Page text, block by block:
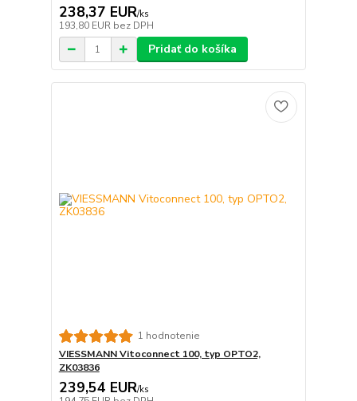
238,37 EUR/ks
193,80 EUR bez DPH
Pridať do košíka
1 hodnotenie
VIESSMANN Vitoconnect 100, typ OPTO2,
ZK03836
239,54 EUR/ks